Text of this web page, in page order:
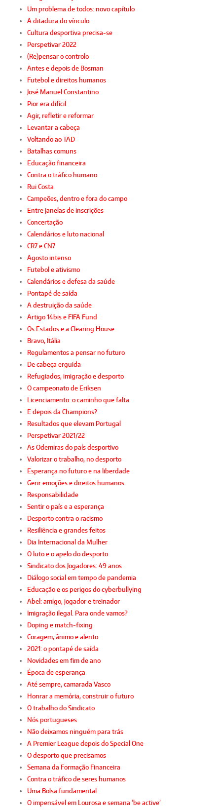
Um problema de todos: novo capítulo
A ditadura do vínculo
Cultura desportiva precisa-se
Perspetivar 2022
(Re)pensar o controlo
Antes e depois de Bosman
Futebol e direitos humanos
José Manuel Constantino
Pior era difícil
Agir, refletir e reformar
Levantar a cabeça
Voltando ao TAD
Batalhas comuns
Educação financeira
Contra o tráfico humano
Rui Costa
Campeões, dentro e fora do campo
Entre janelas de inscrições
Concertação
Calendários e luto nacional
CR7 e CN7
Agosto intenso
Futebol e ativismo
Calendários e defesa da saúde
Pontapé de saída
A destruição da saúde
Artigo 14bis e FIFA Fund
Os Estados e a Clearing House
Bravo, Itália
Regulamentos a pensar no futuro
De cabeça erguida
Refugiados, imigração e desporto
O campeonato de Eriksen
Licenciamento: o caminho que falta
E depois da Champions?
Resultados que elevam Portugal
Perspetivar 2021/22
As Odemiras do país desportivo
Valorizar o trabalho, no desporto
Esperança no futuro e na liberdade
Gerir emoções e direitos humanos
Responsabilidade
Sentir o país e a esperança
Desporto contra o racismo
Resiliência e grandes feitos
Dia Internacional da Mulher
O luto e o apelo do desporto
Sindicato dos Jogadores: 49 anos
Diálogo social em tempo de pandemia
Educação e os perigos do cyberbullying
Abel: amigo, jogador e treinador
Imigração ilegal. Para onde vamos?
Doping e match-fixing
Coragem, ânimo e alento
2021: o pontapé de saída
Novidades em fim de ano
Época de esperança
Até sempre, camarada Vasco
Honrar a memória, construir o futuro
O trabalho do Sindicato
Nós portugueses
Não deixamos ninguém para trás
A Premier League depois do Special One
O desporto que precisamos
Semana da Formação Financeira
Contra o tráfico de seres humanos
Uma Bolsa fundamental
O impensável em Lourosa e semana ‘be active’